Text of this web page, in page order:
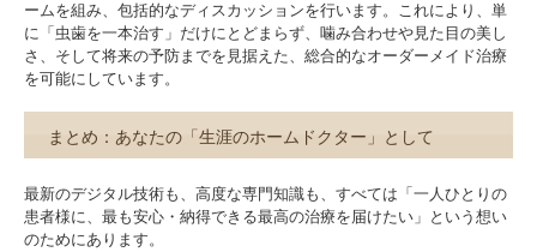
ームを組み、包括的なディスカッションを行います。これにより、単
に「虫歯を一本治す」だけにとどまらず、噛み合わせや見た目の美し
さ、そして将来の予防までを見据えた、総合的なオーダーメイド治療
を可能にしています。
まとめ：あなたの「生涯のホームドクター」として
最新のデジタル技術も、高度な専門知識も、すべては「一人ひとりの
患者様に、最も安心・納得できる最高の治療を届けたい」という想い
のためにあります。